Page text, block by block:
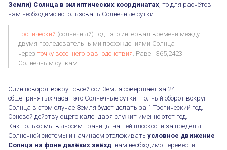
Земли) Солнца в эклиптических координатах, то для расчётов
нам необходимо использовать Солнечные сутки.
Тропический (солнечный) год - это интервал времени между
двумя последовательными прохождениями Солнца
через точку весеннего равноденствия. Равен 365,2423
Солнечным суткам.
Один поворот вокруг своей оси Земля совершает за 24
общепринятых часа - это Солнечные сутки. Полный оборот вокруг
Солнца в этом случае Земля будет делать за 1 Тропический год.
Основой действующего календаря служит именно этот год.
Как только мы выносим границы нашей плоскости за пределы
Солнечной системы и начинаем отслеживать условное движение
Солнца на фоне далёких звёзд, нам необходимо перевести